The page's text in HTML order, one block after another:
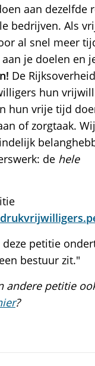
aan dezelfde
bedrijven. Als
al snel meer
je doelen en
De
hun
hun vrije tijd
of zorgtaak.
de hele
deze petitie
bestuur zit."
andere petitie
?